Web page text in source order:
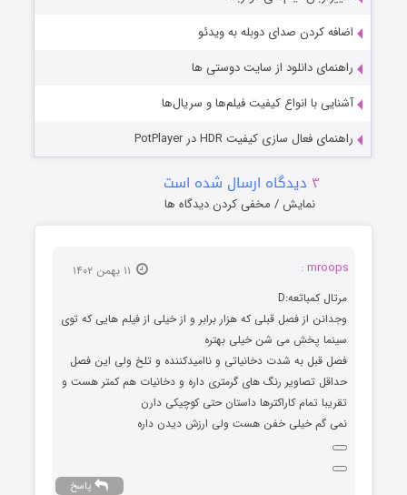
اضافه کردن صدای دوبله به ویدئو
راهنمای دانلود از سایت دوستی ها
آشنایی با انواع کیفیت فیلم‌ها و سریال‌ها
راهنمای فعال سازی کیفیت HDR در PotPlayer
۳ دیدگاه ارسال شده است
نمایش / مخفی کردن دیدگاه ها
mroops :
مرتال کمباتعه:D
وجدانن از فصل قبلی که هزار برابر و از خیلی از فیلم هایی که توی
سینما پخش می شن خیلی بهتره
فصل قبل به شدت دخانیاتی و ناامیدکننده و تلخ ولی این فصل
حداقل تصاویر رنگ های گرمتری داره و دخانیات هم کمتر هست و
تقریبا تمام کاراکترها داستان حتی کوچیکی دارن
نمی گم خیلی خفن هست ولی ارزش دیدن داره
پاسخ